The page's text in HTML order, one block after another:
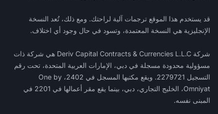
قد يستخدم هذا الموقع ترجمات آلية لراحتك. ومع ذلك، تُعد النسخة
الإنجليزية هي النسخة المعتمدة، وتسود في حال وجود أي اختلاف.
شركة Deriv Capital Contracts & Currencies L.L.C هي شركة ذات
مسؤولية محدودة مسجلة في دبي، الإمارات العربية المتحدة، تحت رقم
التسجيل 2279721. ويقع مكتبها المسجل في 2402، One by
Omniyat، الخليج التجاري، دبي، بينما يقع مقر أعمالها في 2201 في
المبنى نفسه.